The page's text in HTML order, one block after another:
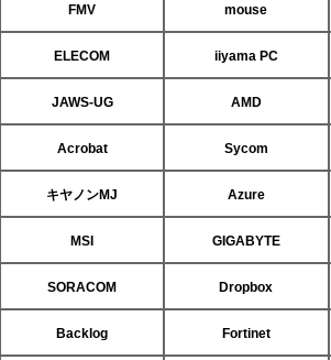
FMV mouse
ELECOM iiyama PC
JAWS-UG AMD
Acrobat Sycom
キヤノンMJ Azure
MSI GIGABYTE
SORACOM Dropbox
Backlog Fortinet